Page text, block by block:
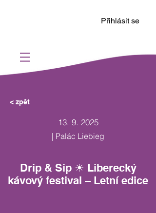
Přihlásit se
< zpět
13. 9. 2025
| Palác Liebieg
Drip & Sip ☀ Liberecký
kávový festival – Letní edice